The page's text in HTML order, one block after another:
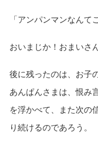
「アンパンマンなんて
おいまじか！おまいさ
後に残ったのは、お子
あんぱんさまは、恨み
を浮かべて、また次の
り続けるのであろう。